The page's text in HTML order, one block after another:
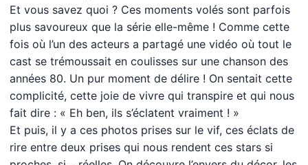
Et vous savez quoi ? Ces moments volés sont parfois
plus savoureux que la série elle-même ! Comme cette
fois où l’un des acteurs a partagé une vidéo où tout le
cast se trémoussait en coulisses sur une chanson des
années 80. Un pur moment de délire ! On sentait cette
complicité, cette joie de vivre qui transpire et qui nous
fait dire : « Eh ben, ils s’éclatent vraiment ! »
Et puis, il y a ces photos prises sur le vif, ces éclats de
rire entre deux prises qui nous rendent ces stars si